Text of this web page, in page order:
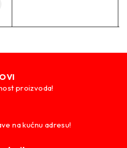
proizvoda!
na kućnu adresu!